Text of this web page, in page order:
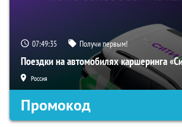
07:49:34 Получи первым!
Поездки на автомобилях каршеринга
Россия
Промокод